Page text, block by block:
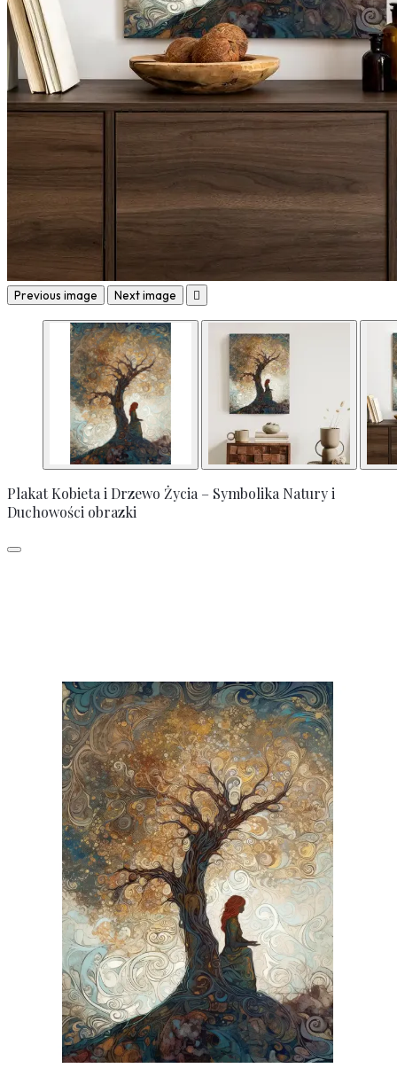
Previous image Next image 
Plakat Kobieta i Drzewo Życia – Symbolika Natury i
Duchowości obrazki